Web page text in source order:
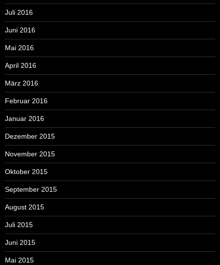
Juli 2016
Juni 2016
Mai 2016
April 2016
März 2016
Februar 2016
Januar 2016
Dezember 2015
November 2015
Oktober 2015
September 2015
August 2015
Juli 2015
Juni 2015
Mai 2015